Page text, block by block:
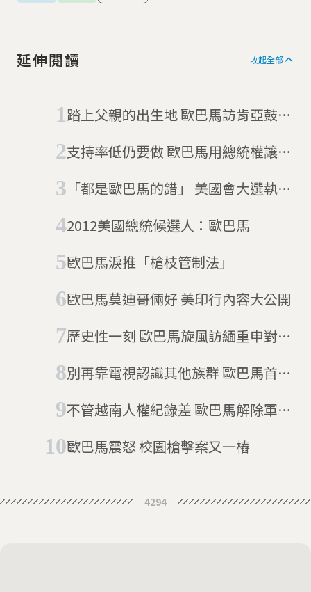
延伸閱讀 收起全部
踏上父親的出生地 歐巴馬訪肯亞鼓舞
支持率低仍要做 歐巴馬用總統權讓移
「都是歐巴馬的錯」 美國會大選執政
2012美國總統候選人：歐巴馬
歐巴馬淚推「槍枝管制法」
歐巴馬莫迪哥倆好 美印行內容大公開
歷史性一刻 歐巴馬旋風訪緬重申對民
別再靠電視認識其他族群 歐巴馬首訪
不管越南人權紀錄差 歐巴馬解除軍武
歐巴馬震怒 校園槍擊案又一樁
4294